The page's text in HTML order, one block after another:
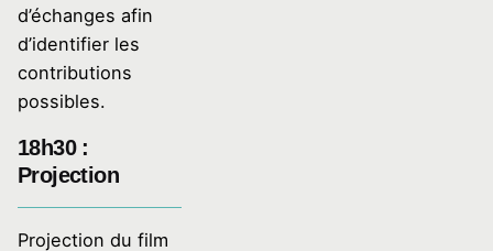
d’échanges afin
d’identifier les
contributions
possibles.
18h30 :
Projection
Projection du film